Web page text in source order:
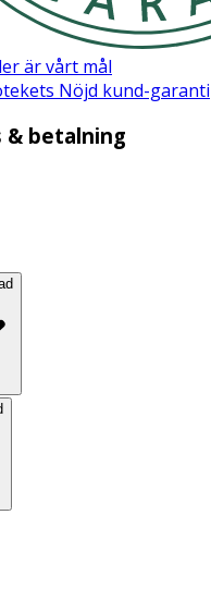
är vårt mål
Nöjd kund-garanti
& betalning